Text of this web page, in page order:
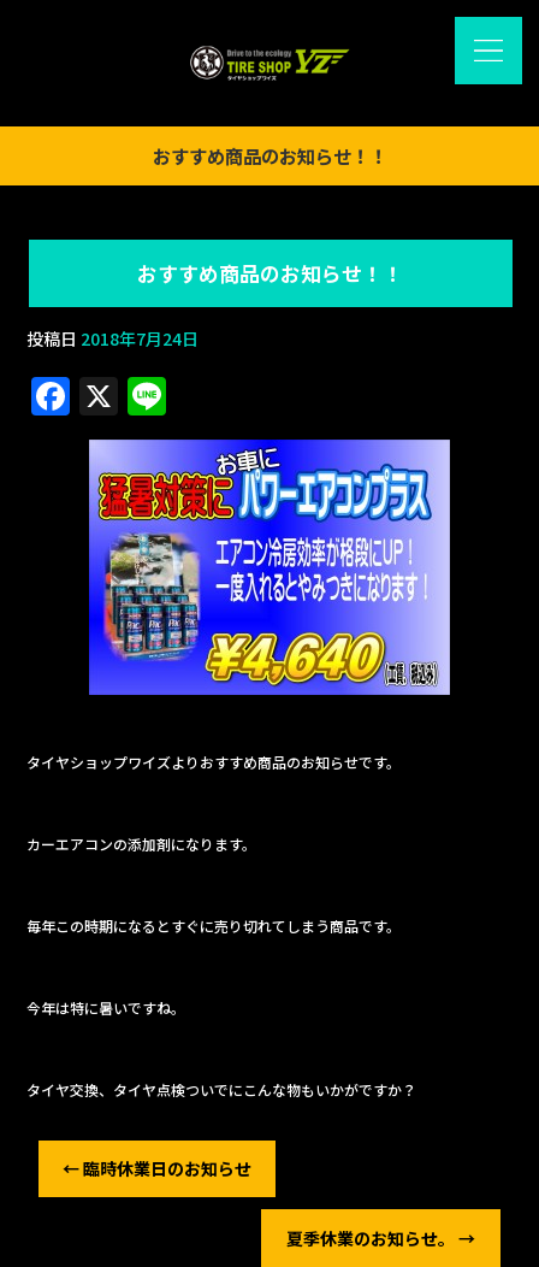
おすすめ商品のお知らせ！！
おすすめ商品のお知らせ！！
投稿日 2018年7月24日
F
a
c
e
b
o
o
k
X
n
e
タイヤショップワイズよりおすすめ商品のお知らせです。
カーエアコンの添加剤になります。
毎年この時期になるとすぐに売り切れてしまう商品です。
今年は特に暑いですね。
タイヤ交換、タイヤ点検ついでにこんな物もいかがですか？
←臨時休業日のお知らせ
夏季休業のお知らせ。 →